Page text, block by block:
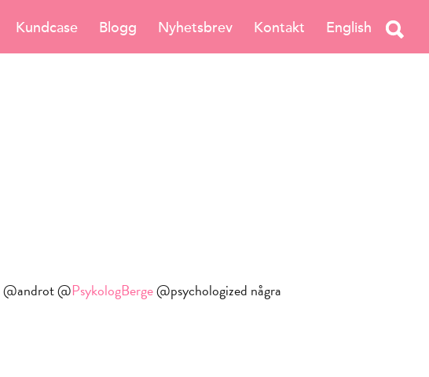
Kundcase Blogg Nyhetsbrev Kontakt English
@androt @PsykologBerge@psychologized några